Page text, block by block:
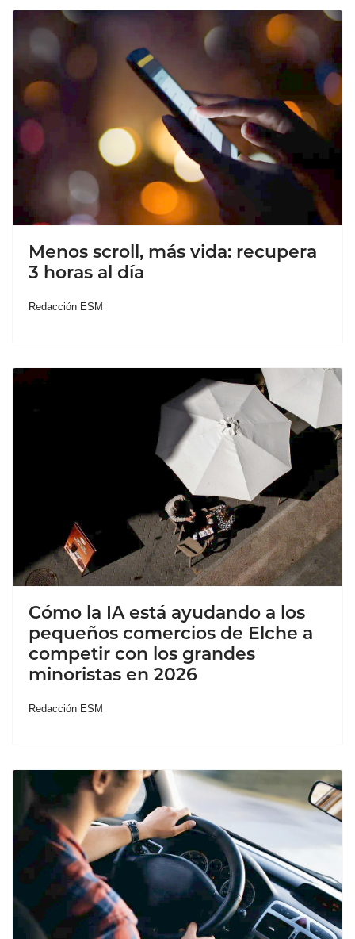
Menos scroll, más vida: recupera
3 horas al día
Redacción ESM
Cómo la IA está ayudando a los
pequeños comercios de Elche a
competir con los grandes
minoristas en 2026
Redacción ESM